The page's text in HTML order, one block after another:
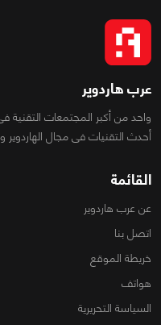
عرب هاردوير
واحد من أكبر المجتمعات
أحدث التقنيات فى مجال الهاردوير
القائمة
عن عرب هاردوير
اتصل بنا
خريطة الموقع
هواتف
السياسة التحريرية